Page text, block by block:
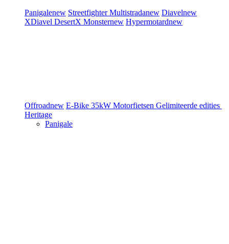
Panigalenew StreetfighterMultistradanew Diavelnew
XDiavel DesertX Monsternew Hypermotardnew
Offroadnew E-Bike 35kW Motorfietsen Gelimiteerde edities
Heritage
Panigale